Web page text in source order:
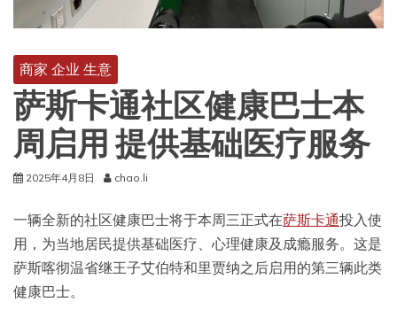
商家 企业 生意
萨斯卡通社区健康巴士本
周启用 提供基础医疗服务
2025年4月8日 chao.li
一辆全新的社区健康巴士将于本周三正式在萨斯卡通投入使
用，为当地居民提供基础医疗、心理健康及成瘾服务。这是
萨斯喀彻温省继王子艾伯特和里贾纳之后启用的第三辆此类
健康巴士。